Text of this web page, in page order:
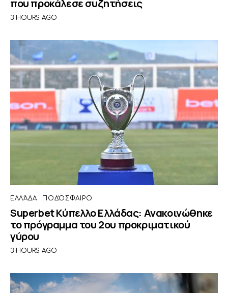
που προκάλεσε συζητήσεις
3 HOURS AGO
ΕΛΛΆΔΑ ΠΟΔΌΣΦΑΙΡΟ
Superbet Κύπελλο Ελλάδας: Ανακοινώθηκε
το πρόγραμμα του 2ου προκριματικού
γύρου
3 HOURS AGO